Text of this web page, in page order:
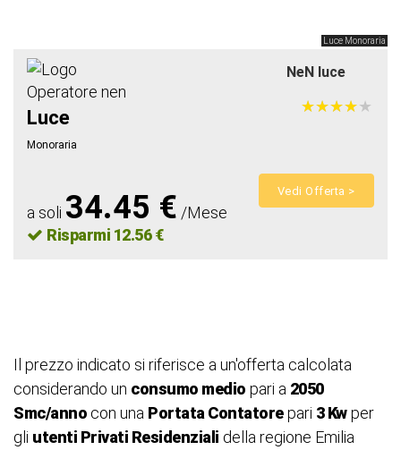
Luce Monoraria
NeN luce
Luce
Monoraria
★★★★★
★★★★★
a soli 34.45 € /Mese
Risparmi 12.56 €
Vedi Offerta >
Il prezzo indicato si riferisce a un'offerta calcolata
considerando un consumo medio pari a 2050
Smc/anno con una Portata Contatorepari 3 Kwper
gli utenti Privati Residenziali della regione Emilia